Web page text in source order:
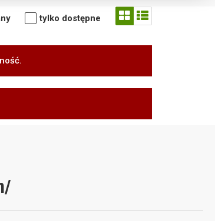
tylko dostępne